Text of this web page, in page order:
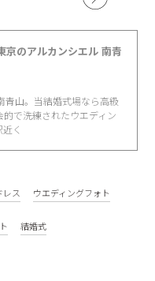
京のアルカンシエル 南青
青山。当結婚式場なら高級
で洗練されたウエディン
く
レス ウエディングフォト
結婚式